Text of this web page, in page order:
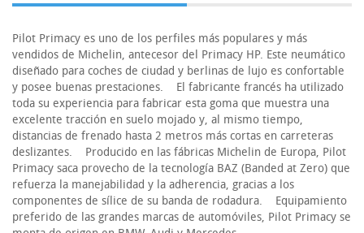
Pilot Primacy es uno de los perfiles más populares y más
vendidos de Michelin, antecesor del Primacy HP. Este neumático
diseñado para coches de ciudad y berlinas de lujo es confortable
y posee buenas prestaciones. El fabricante francés ha utilizado
toda su experiencia para fabricar esta goma que muestra una
excelente tracción en suelo mojado y, al mismo tiempo,
distancias de frenado hasta 2 metros más cortas en carreteras
deslizantes. Producido en las fábricas Michelin de Europa, Pilot
Primacy saca provecho de la tecnología BAZ (Banded at Zero) que
refuerza la manejabilidad y la adherencia, gracias a los
componentes de sílice de su banda de rodadura. Equipamiento
preferido de las grandes marcas de automóviles, Pilot Primacy se